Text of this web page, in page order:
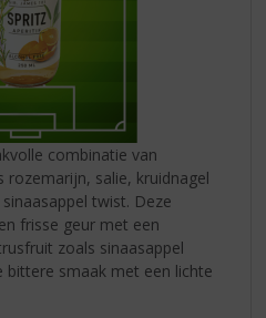
combinatie van
salie, kruidnagel
twist. Deze
frisse geur met een
zoals sinaasappel
bittere smaak met een lichte